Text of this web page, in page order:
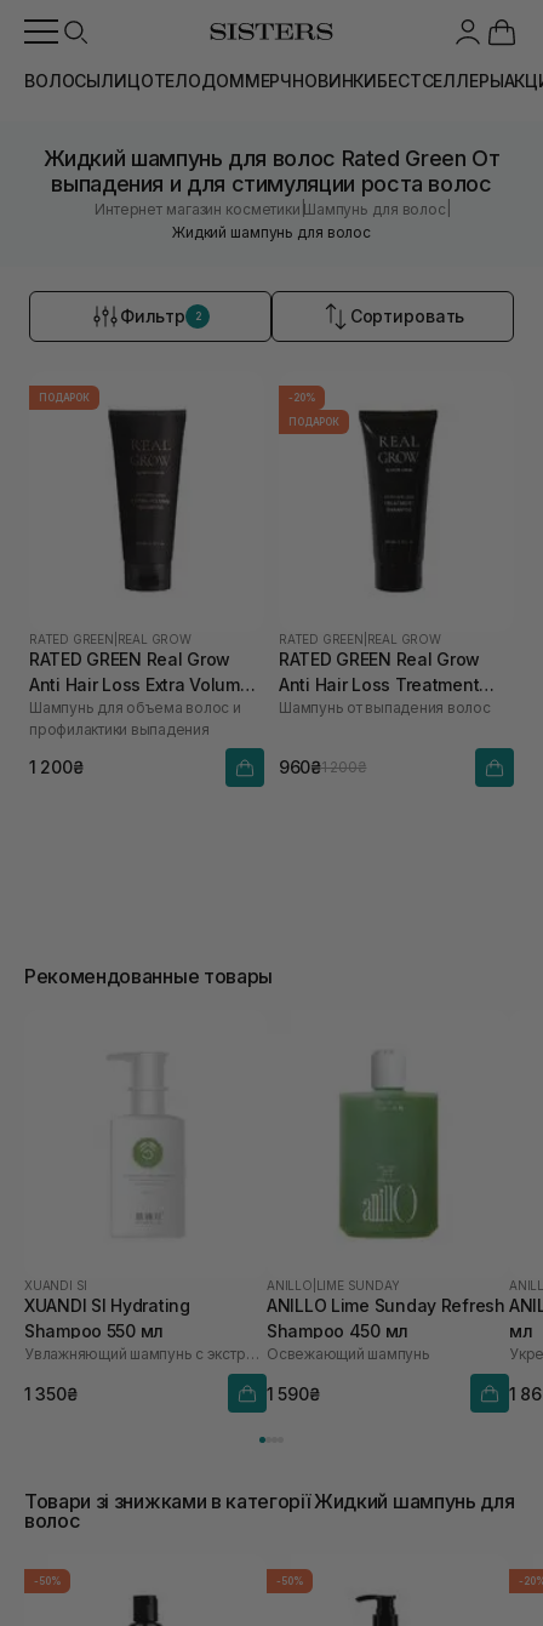
ВОЛОСЫЛИЦОТЕЛОДОММЕРЧНОВИНКИБЕСТСЕЛЛЕРЫ
Жидкий шампунь для волос Rated Green От
выпадения и для стимуляции роста волос
Интернет магазин косметики |Шампунь для волос
Жидкий шампунь для волос
Фильтр 2 Сортировать
ПОДАРОК
RATED GREEN REAL GROW
RATED GREEN Real Grow
Anti Hair Loss Extra Volume
Shampoo 200 мл
Шампунь для объема волос и
профилактики выпадения
1 200₴
-20%
ПОДАРОК
RATED GREEN REAL GROW
RATED GREEN Real Grow
Anti Hair Loss Treatment
Shampoo 200 мл
Шампунь от выпадения волос
960₴1 200₴
Рекомендованные товары
XUANDI SI
XUANDI SI Hydrating
Shampoo 550 мл
Увлажняющий шампунь с экстрактом зерна
1 350₴
ANILLO LIME SUNDAY
ANILLO Lime Sunday Refresh
Shampoo 450 мл
Освежающий шампунь
1 590₴
мл
1
Товари зі знижками в категорії Жидкий шампунь для
волос
-50% -50% -